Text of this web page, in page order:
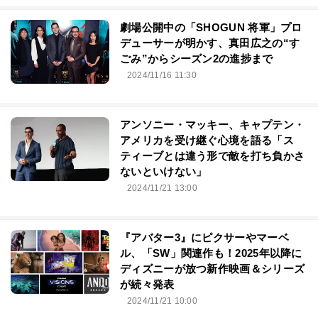
劇場公開中の「SHOGUN 将軍」プロ
デューサーが明かす、真田広之の“す
ごみ”からシーズン2の進捗まで
2024/11/16 11:30
アンソニー・マッキー、キャプテン・
アメリカを受け継ぐ心境を語る「ス
ティーブとは違う形で敵を打ち負かさ
ないといけない」
2024/11/21 13:00
『アバター3』にピクサーやマーベ
ル、「SW」関連作も！2025年以降に
ディズニーが放つ新作映画＆シリーズ
が続々発表
2024/11/21 10:00